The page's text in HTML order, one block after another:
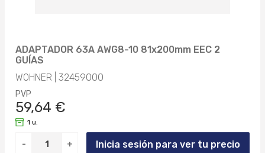
ADAPTADOR 63A AWG8-10 81x200mm EEC 2
GUÍAS
WOHNER | 32459000
PVP
59,64 €
- +
1 u.
Inicia sesión para ver tu precio